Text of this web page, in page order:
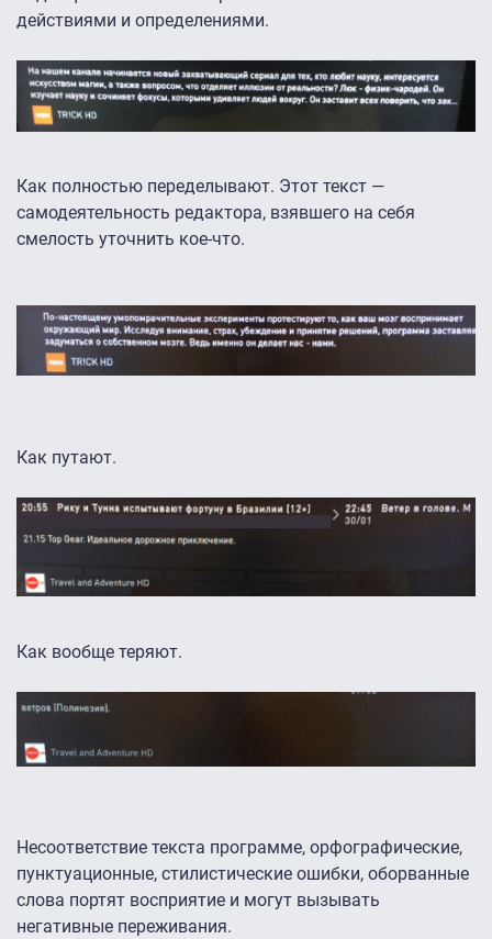
действиями и определениями.
Как полностью переделывают. Этот текст —
самодеятельность редактора, взявшего на себя
смелость уточнить кое-что.
Как путают.
Как вообще теряют.
Несоответствие текста программе, орфографические,
пунктуационные, стилистические ошибки, оборванные
слова портят восприятие и могут вызывать
негативные переживания.